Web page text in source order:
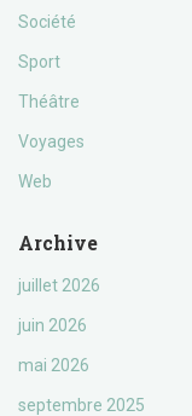
Société
Sport
Théâtre
Voyages
Web
Archive
juillet 2026
juin 2026
mai 2026
septembre 2025